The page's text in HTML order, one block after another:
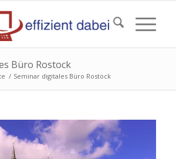
Büro Rostock
/ Seminar digitales Büro Rostock